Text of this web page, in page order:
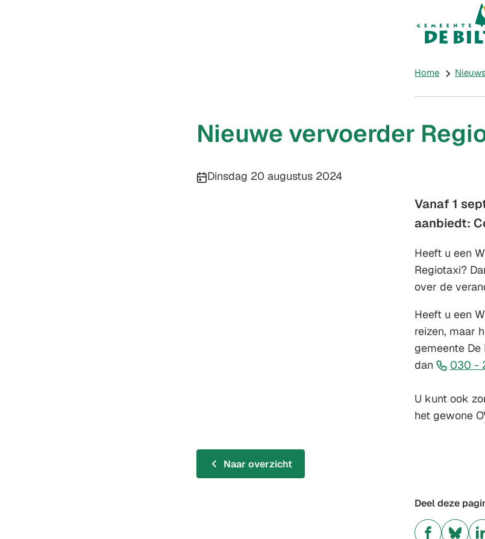
Home
Nieuwe vervoerder
Publicatiedatum:
Dinsdag 20 augustus 2024
Vanaf 1
aanbiedt:
Heeft u een
Regiotaxi?
over de
Heeft u een
reizen, maar
gemeente
dan
030 -
U kunt ook
het gewone
Naar overzicht
Deel deze